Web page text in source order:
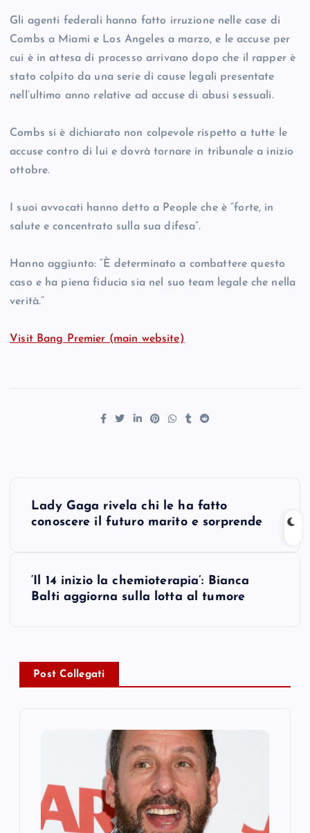
Gli agenti federali hanno fatto irruzione nelle case di
Combs a Miami e Los Angeles a marzo, e le accuse per
cui è in attesa di processo arrivano dopo che il rapper è
stato colpito da una serie di cause legali presentate
nell’ultimo anno relative ad accuse di abusi sessuali.
Combs si è dichiarato non colpevole rispetto a tutte le
accuse contro di lui e dovrà tornare in tribunale a inizio
ottobre.
I suoi avvocati hanno detto a People che è “forte, in
salute e concentrato sulla sua difesa”.
Hanno aggiunto: “È determinato a combattere questo
caso e ha piena fiducia sia nel suo team legale che nella
verità.”
Visit Bang Premier (main website)
a
v
Lady Gaga rivela chi le ha fatto
conoscere il futuro marito e sorprende
‘Il 14 inizio la chemioterapia’: Bianca
Balti aggiorna sulla lotta al tumore
Post Collegati